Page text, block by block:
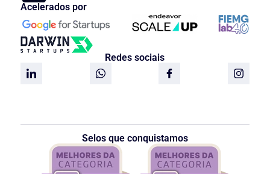
Acelerados por
Redes sociais
Selos que conquistamos